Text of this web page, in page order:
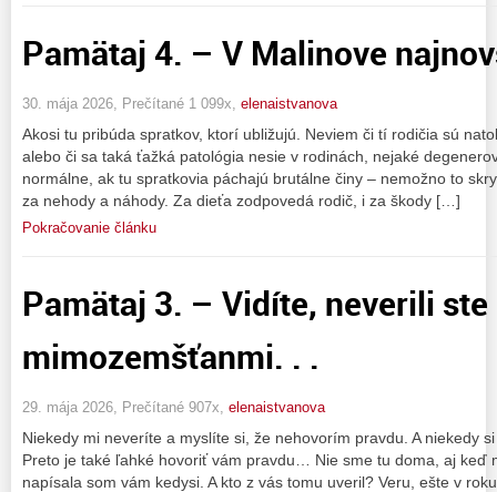
Pamätaj 4. – V Malinove
30. mája 2026, Prečítané 1 099x, elenaistvanova
Akosi tu pribúda spratkov, ktorí ubližujú. Neviem či tí rodičia sú
alebo či sa taká ťažká patológia nesie v rodinách, nejaké
normálne, ak tu spratkovia páchajú brutálne činy – nemožno to
za nehody a náhody. Za dieťa zodpovedá rodič, i za škody […]
Pokračovanie článku
Pamätaj 3. – Vidíte, neverili
mimozemšťanmi. . .
29. mája 2026, Prečítané 907x, elenaistvanova
Niekedy mi neveríte a myslíte si, že nehovorím pravdu. A niekedy
Preto je také ľahké hovoriť vám pravdu… Nie sme tu doma, aj keď
napísala som vám kedysi. A kto z vás tomu uveril? Veru, ešte v